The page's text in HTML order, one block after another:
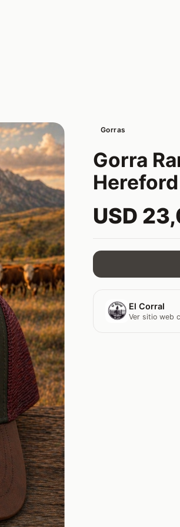
Gorras
Gorra
USD
El Corral
Ver sitio web